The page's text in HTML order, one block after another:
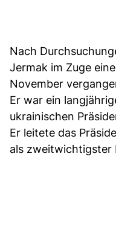
Nach
Jermak im Zuge
November
Er war ein
ukrainischen
Er leitete das
als zweitwichtigster